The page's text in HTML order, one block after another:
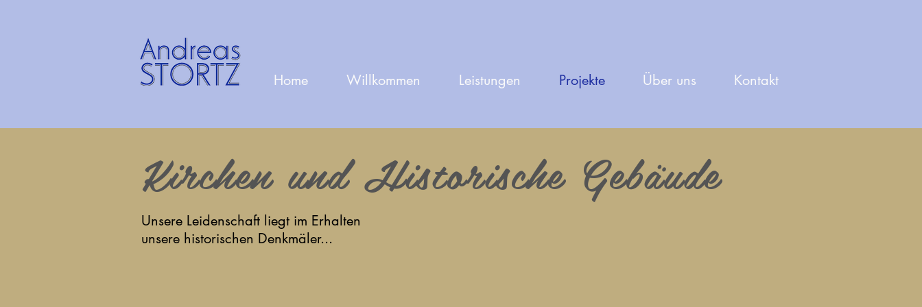
Home Willkommen Leistungen Projekte Über uns Kontakt
Kirchen und Historische Gebäude
Unsere Leidenschaft liegt im Erhalten
unsere historischen Denkmäler...